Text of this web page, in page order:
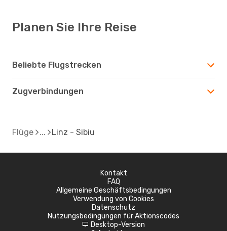
Planen Sie Ihre Reise
Beliebte Flugstrecken
Zugverbindungen
Flüge Linz - Sibiu
Kontakt
FAQ
Allgemeine Geschäftsbedingungen
Verwendung von Cookies
Datenschutz
Nutzungsbedingungen für Aktionscodes
d Desktop-Version